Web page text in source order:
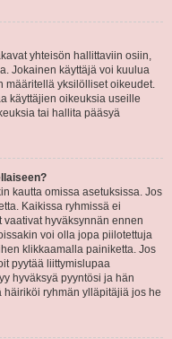
yhteisön hallittaviin osiin,
Jokainen käyttäjä voi kuulua
määritellä yksilölliset oikeudet.
käyttäjien oikeuksia useille
tai hallita pääsyä
kautta omissa asetuksissa. Jos
Kaikissa ryhmissä ei
vaativat hyväksynnän ennen
voi olla jopa piilotettuja
klikkaamalla painiketta. Jos
pyytää liittymislupaa
hyväksyä pyyntösi ja hän
häiriköi ryhmän ylläpitäjiä jos he